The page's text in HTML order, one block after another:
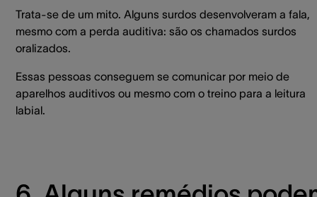
Trata-se de um mito. Alguns surdos desenvolveram a fala,
mesmo com a perda auditiva: são os chamados surdos
oralizados.
Essas pessoas conseguem se comunicar por meio de
aparelhos auditivos ou mesmo com o treino para a leitura
labial.